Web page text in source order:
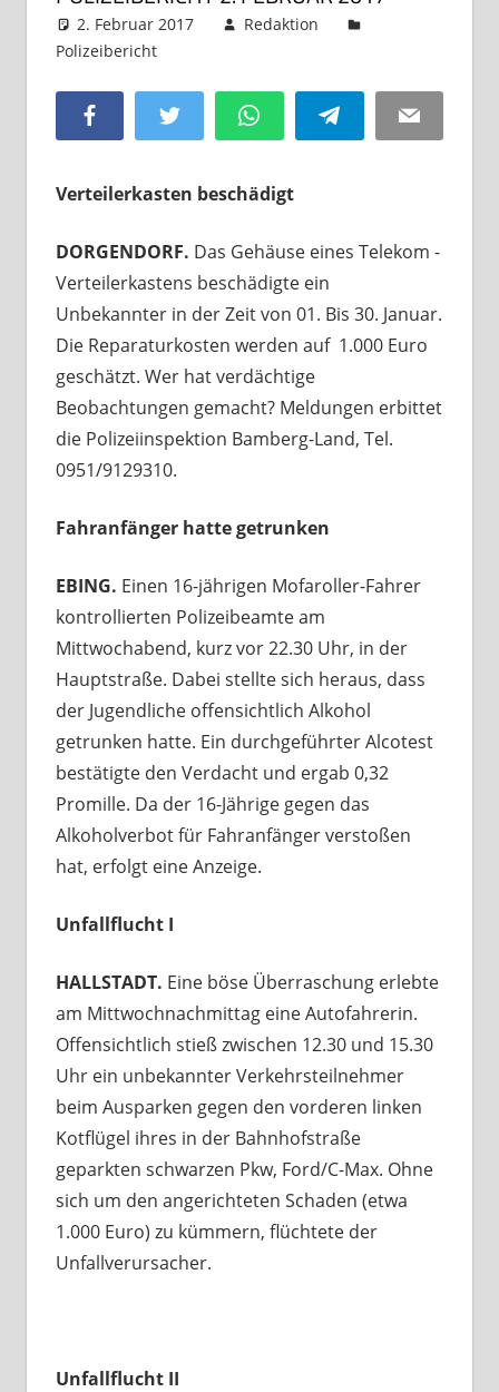
2. Februar 2017
Redaktion
Polizeibericht
Facebook Twitter WhatsAppTelegram Email
Verteilerkasten beschädigt
DORGENDORF. Das Gehäuse eines Telekom -
Verteilerkastens beschädigte ein
Unbekannter in der Zeit von 01. Bis 30. Januar.
Die Reparaturkosten werden auf 1.000 Euro
geschätzt. Wer hat verdächtige
Beobachtungen gemacht? Meldungen erbittet
die Polizeiinspektion Bamberg-Land, Tel.
0951/9129310.
Fahranfänger hatte getrunken
EBING. Einen 16-jährigen Mofaroller-Fahrer
kontrollierten Polizeibeamte am
Mittwochabend, kurz vor 22.30 Uhr, in der
Hauptstraße. Dabei stellte sich heraus, dass
der Jugendliche offensichtlich Alkohol
getrunken hatte. Ein durchgeführter Alcotest
bestätigte den Verdacht und ergab 0,32
Promille. Da der 16-Jährige gegen das
Alkoholverbot für Fahranfänger verstoßen
hat, erfolgt eine Anzeige.
Unfallflucht I
HALLSTADT. Eine böse Überraschung erlebte
am Mittwochnachmittag eine Autofahrerin.
Offensichtlich stieß zwischen 12.30 und 15.30
Uhr ein unbekannter Verkehrsteilnehmer
beim Ausparken gegen den vorderen linken
Kotflügel ihres in der Bahnhofstraße
geparkten schwarzen Pkw, Ford/C-Max. Ohne
sich um den angerichteten Schaden (etwa
1.000 Euro) zu kümmern, flüchtete der
Unfallverursacher.
Unfallflucht II